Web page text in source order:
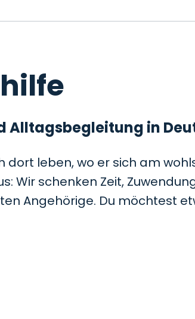
Alltagsbegleitung in
dort leben, wo er sich am
Wir schenken Zeit,
Angehörige. Du möchtest